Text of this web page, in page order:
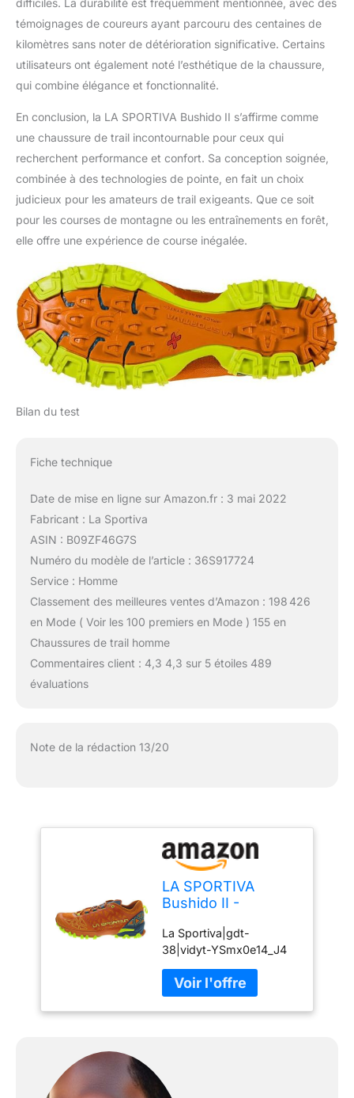
difficiles. La durabilité est fréquemment mentionnée, avec des
témoignages de coureurs ayant parcouru des centaines de
kilomètres sans noter de détérioration significative. Certains
utilisateurs ont également noté l’esthétique de la chaussure,
qui combine élégance et fonctionnalité.
En conclusion, la LA SPORTIVA Bushido II s’affirme comme
une chaussure de trail incontournable pour ceux qui
recherchent performance et confort. Sa conception soignée,
combinée à des technologies de pointe, en fait un choix
judicieux pour les amateurs de trail exigeants. Que ce soit
pour les courses de montagne ou les entraînements en forêt,
elle offre une expérience de course inégalée.
Bilan du test
Fiche technique
Date de mise en ligne sur Amazon.fr : 3 mai 2022
Fabricant : La Sportiva
ASIN : B09ZF46G7S
Numéro du modèle de l’article : 36S917724
Service : Homme
Classement des meilleures ventes d’Amazon : 198 426
en Mode ( Voir les 100 premiers en Mode ) 155 en
Chaussures de trail homme
Commentaires client : 4,3 4,3 sur 5 étoiles 489
évaluations
Note de la rédaction 13/20
LA SPORTIVA
Bushido II -
Homme
La Sportiva|gdt-
38|vidyt-YSmx0e14_J4